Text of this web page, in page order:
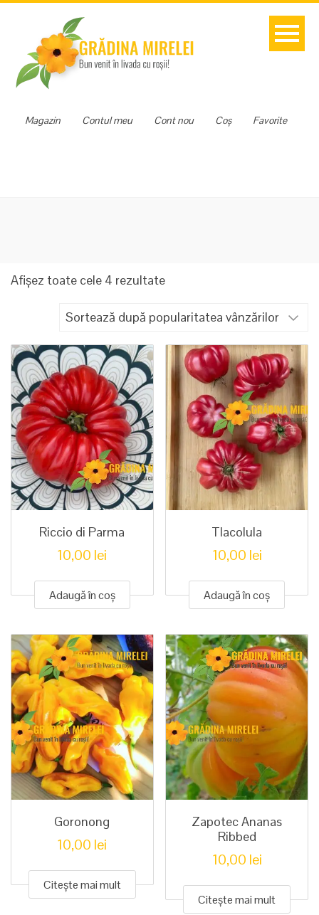
Favorite
Coș
Cont nou
Contul meu
Magazin
Afișez toate cele 4 rezultateSortat
popularitate
Riccio di Parma
10,00 lei
Adaugă în coș
Tlacolula
10,00 lei
Adaugă în coș
Goronong
10,00 lei
Citește mai mult
Zapotec Ananas
Ribbed
10,00 lei
Citește mai mult